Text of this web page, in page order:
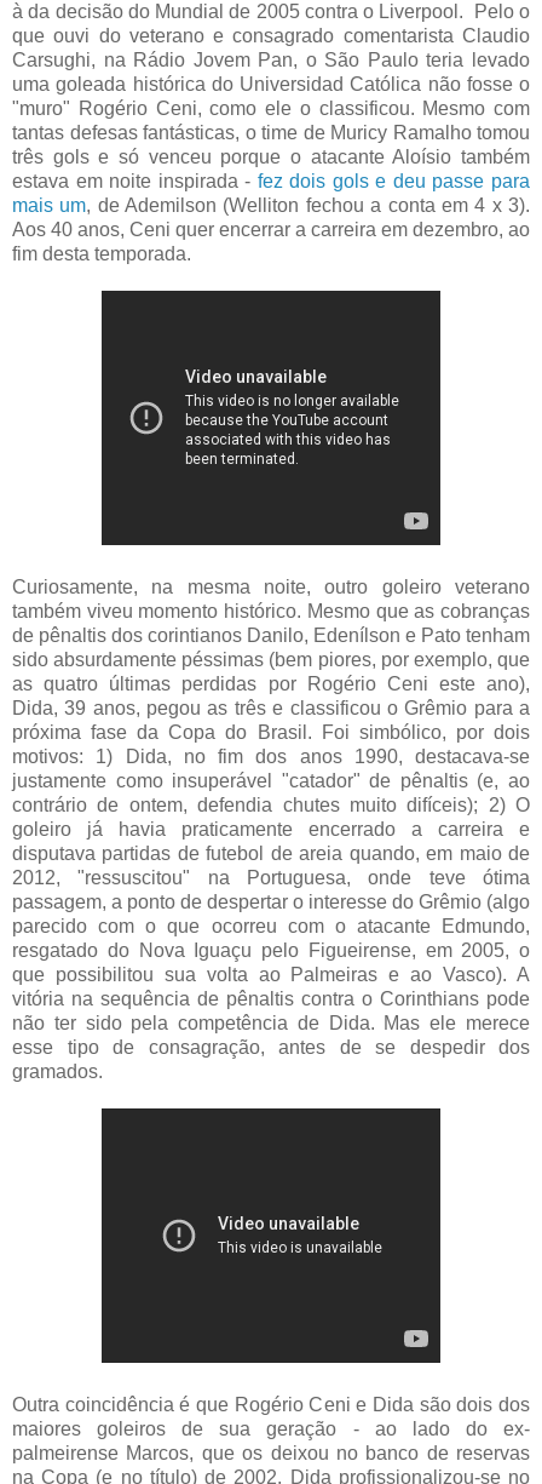
à da decisão do Mundial de 2005 contra o Liverpool. Pelo o
que ouvi do veterano e consagrado comentarista Claudio
Carsughi, na Rádio Jovem Pan, o São Paulo teria levado
uma goleada histórica do Universidad Católica não fosse o
"muro" Rogério Ceni, como ele o classificou. Mesmo com
tantas defesas fantásticas, o time de Muricy Ramalho tomou
três gols e só venceu porque o atacante Aloísio também
estava em noite inspirada - fez dois gols e deu passe para
mais um, de Ademilson (Welliton fechou a conta em 4 x 3).
Aos 40 anos, Ceni quer encerrar a carreira em dezembro, ao
fim desta temporada.
Curiosamente, na mesma noite, outro goleiro veterano
também viveu momento histórico. Mesmo que as cobranças
de pênaltis dos corintianos Danilo, Edenílson e Pato tenham
sido absurdamente péssimas (bem piores, por exemplo, que
as quatro últimas perdidas por Rogério Ceni este ano),
Dida, 39 anos, pegou as três e classificou o Grêmio para a
próxima fase da Copa do Brasil. Foi simbólico, por dois
motivos: 1) Dida, no fim dos anos 1990, destacava-se
justamente como insuperável "catador" de pênaltis (e, ao
contrário de ontem, defendia chutes muito difíceis); 2) O
goleiro já havia praticamente encerrado a carreira e
disputava partidas de futebol de areia quando, em maio de
2012, "ressuscitou" na Portuguesa, onde teve ótima
passagem, a ponto de despertar o interesse do Grêmio (algo
parecido com o que ocorreu com o atacante Edmundo,
resgatado do Nova Iguaçu pelo Figueirense, em 2005, o
que possibilitou sua volta ao Palmeiras e ao Vasco). A
vitória na sequência de pênaltis contra o Corinthians pode
não ter sido pela competência de Dida. Mas ele merece
esse tipo de consagração, antes de se despedir dos
gramados.
Outra coincidência é que Rogério Ceni e Dida são dois dos
maiores goleiros de sua geração - ao lado do ex-
palmeirense Marcos, que os deixou no banco de reservas
na Copa (e no título) de 2002. Dida profissionalizou-se no